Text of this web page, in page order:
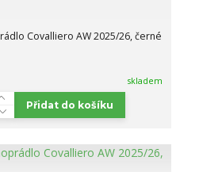
Covalliero AW 2025/26, černé
skladem
Přidat do košíku